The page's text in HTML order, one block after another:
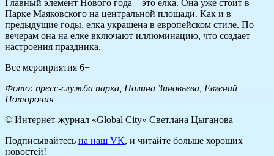
Главный элемент Нового года – это елка. Она уже стоит в
Парке Маяковского на центральной площади. Как и в
предыдущие годы, елка украшена в европейском стиле. По
вечерам она на елке включают иллюминацию, что создает
настроения праздника.
Все мероприятия 6+
Фото: пресс-служба парка, Полина Зиновьева, Евгений
Поторочин
© Интернет-журнал «Global City» Светлана Цыганова
Подписывайтесь на наш VK, и читайте больше хороших
новостей!